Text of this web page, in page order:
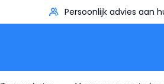
5 Jaar Garantie